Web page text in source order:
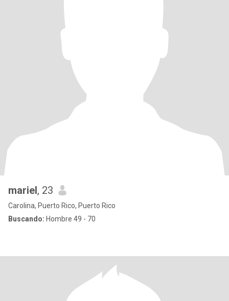
mariel, 23
Carolina, Puerto Rico, Puerto Rico
Buscando: Hombre 49 - 70